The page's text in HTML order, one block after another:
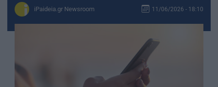
iPaideia.gr Newsroom 11/06/2026 - 18:10